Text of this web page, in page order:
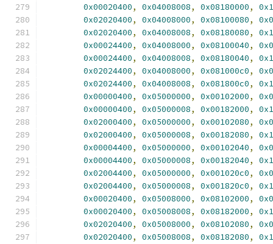
0x00020400, 0x04008008, 0x08180000,
0x02020400, 0x04008000, 0x08100080,
0x02020400, 0x04008008, 0x08180080,
0x00024400, 0x04008000, 0x08100040,
0x00024400, 0x04008008, 0x08180040,
0x02024400, 0x04008000, 0x081000c0,
0x02024400, 0x04008008, 0x081800c0,
0x00000400, 0x05000000, 0x00102000,
0x00000400, 0x05000008, 0x00182000,
0x02000400, 0x05000000, 0x00102080,
0x02000400, 0x05000008, 0x00182080,
0x00004400, 0x05000000, 0x00102040,
0x00004400, 0x05000008, 0x00182040,
0x02004400, 0x05000000, 0x001020c0,
0x02004400, 0x05000008, 0x001820c0,
0x00020400, 0x05008000, 0x08102000,
0x00020400, 0x05008008, 0x08182000,
0x02020400, 0x05008000, 0x08102080,
0x02020400, 0x05008008, 0x08182080,